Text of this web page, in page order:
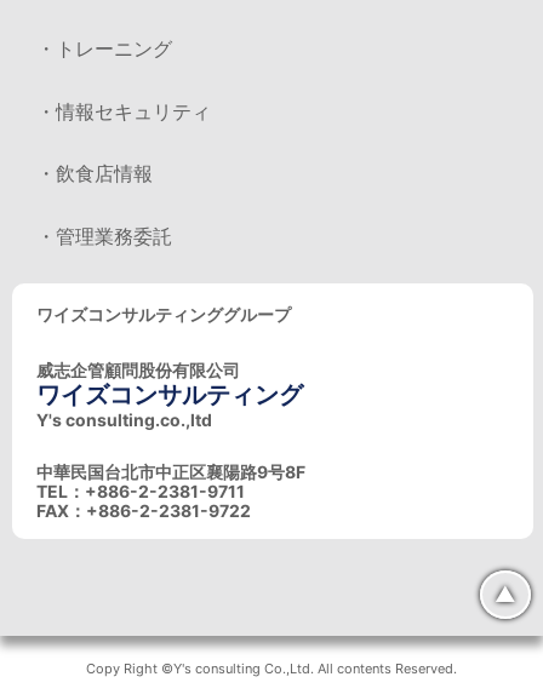
・トレーニング
・情報セキュリティ
・飲食店情報
・管理業務委託
ワイズコンサルティンググループ
威志企管顧問股份有限公司
ワイズコンサルティング
Y's consulting.co.,ltd
中華民国台北市中正区襄陽路9号8F
TEL：+886-2-2381-9711
FAX：+886-2-2381-9722
▲
Copy Right ©Y's consulting Co.,Ltd. All contents Reserved.